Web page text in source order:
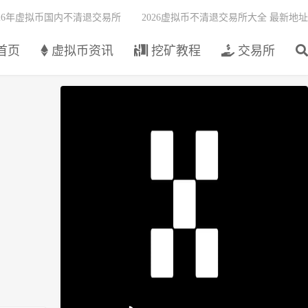
页 虚拟币资讯 挖矿教程 交易所
年虚拟币国内不清退交易所 2026虚拟币不清退交易所大全 最新地址